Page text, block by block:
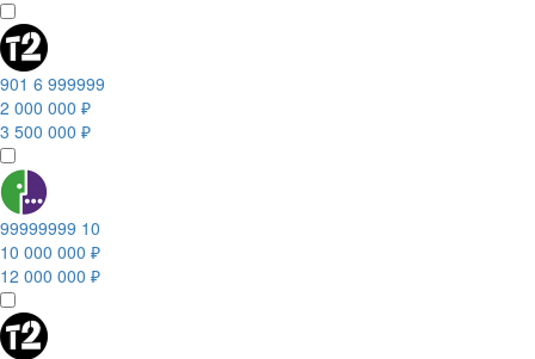
901 6 999999
2 000 000 ₽
3 500 000 ₽
99999999 10
10 000 000 ₽
12 000 000 ₽